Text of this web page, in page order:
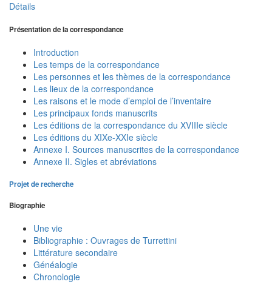
Détails
Présentation de la correspondance
Introduction
Les temps de la correspondance
Les personnes et les thèmes de la correspondance
Les lieux de la correspondance
Les raisons et le mode d’emploi de l’inventaire
Les principaux fonds manuscrits
Les éditions de la correspondance du XVIIIe siècle
Les éditions du XIXe-XXIe siècle
Annexe I. Sources manuscrites de la correspondance
Annexe II. Sigles et abréviations
Projet de recherche
Biographie
Une vie
Bibliographie : Ouvrages de Turrettini
Littérature secondaire
Généalogie
Chronologie